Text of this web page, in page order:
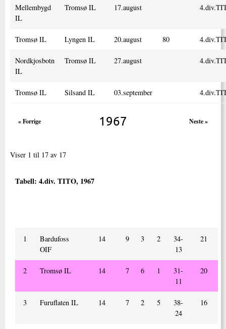
Mellembygd
IL
Tromsø IL 17.august
Tromsø IL Lyngen IL 20.august 80
Nordkjosbotn
IL
Tromsø IL 27.august
Tromsø IL Silsand IL 03.september
1967
« Forrige Neste »
Viser 1 til 17 av 17
Tabell: 4.div. TITO, 1967
1
Bardufoss
OIF
14 9 3 2
34-
13
21
2 Tromsø IL 14 7 6 1
31-
11
20
3 Furuflaten IL 14 7 2 5
38-
24
16